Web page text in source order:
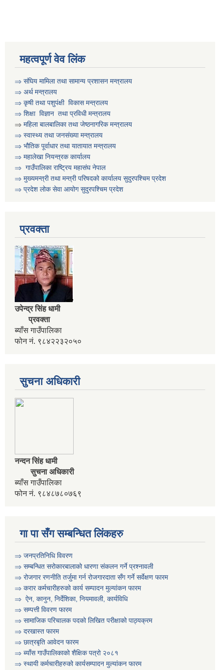
महत्वपूर्ण वेव लिंक
⇒ संघिय मामिला तथा सामान्य प्रशासन मन्त्रालय
⇒ अर्थ मन्त्रालय
⇒ कृषी तथा पशुप‌ंक्षी विकास मन्त्रालय
⇒ शिक्षा विज्ञान तथा प्रविधी मन्त्रालय
⇒ महिला बालबालिका तथा जेष्ठनागरिक मन्त्रालय
⇒ स्वास्थ्य तथा जनसंख्या मन्त्रालय
⇒ भौतिक पूर्वाधार तथा यातायात मन्त्रालय
⇒ महालेखा नियन्त्रक कार्यालय
⇒ गाउँपालिका राष्ट्रिय महासंघ नेपाल
⇒ मुख्यमन्त्री तथा मन्त्री परिषदको कार्यालय सुदुरपश्चिम प्रदेश
⇒ प्रदेश लोक सेवा आयोग सुदुरपश्चिम प्रदेश
प्रवक्ता
उपेन्द्र सिंह धामी
प्रवक्ता
ब्याँस गाउँपालिका
फोन नं. ९८४२२३२०५०
सुचना अधिकारी
नन्दन सिंह धामी
सुचना अधिकारी
ब्याँस गाउँपालिका
फोन नं. ९८४८७८०७६९
गा पा सँग सम्बन्धित लिंकहरु
⇒ जनप्रतिनिधि विवरण
⇒ सम्बन्धित सरोकारबालाको धारणा संकलन गर्ने प्रश्नावली
⇒ रोजगार रणनीति तर्जुमा गर्न रोजगारदाता सँग गर्ने सर्वेक्षण फारम
⇒ करार कर्मचारीहरुको कार्य सम्पादन मुल्या‌ंकन फारम
⇒ ऐन, कानुन, निर्देशिका, नियमावली, कार्यविधि
⇒ सम्पत्ती विवरण फारम
⇒ सामाजिक परिचालक पदको लिखित परीक्षाको पाठ्यक्रम
⇒ दरखास्त फारम
⇒ छात्रबृति आवेदन फारम
⇒ ब्याँस गाउँपालिकाको शैक्षिक पत्रो २०८१
⇒ स्थायी कर्मचारीहरुको कार्यसम्पादन मुल्यांकन फारम